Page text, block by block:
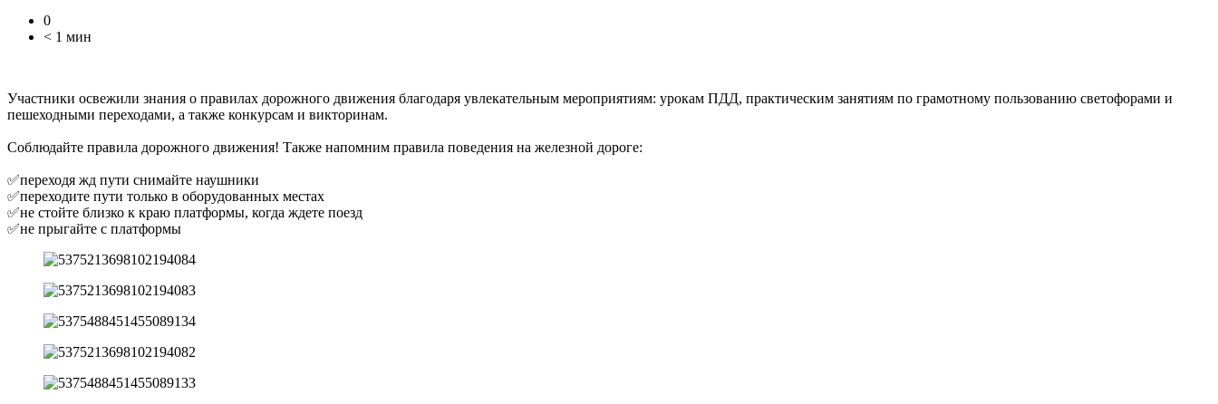
0
< 1 мин
Участники освежили знания о правилах дорожного движения благодаря увлекательным мероприятиям: урокам ПДД, практическим занятиям по грамотному пользованию светофорами и
пешеходными переходами, а также конкурсам и викторинам.
Соблюдайте правила дорожного движения! Также напомним правила поведения на железной дороге:
✅переходя жд пути снимайте наушники
✅переходите пути только в оборудованных местах
✅не стойте близко к краю платформы, когда ждете поезд
✅не прыгайте с платформы